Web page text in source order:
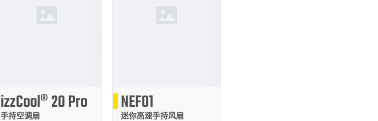
izzCool® 20 Pro
手持空调扇
189 NEF01
迷你高速手持风扇
166